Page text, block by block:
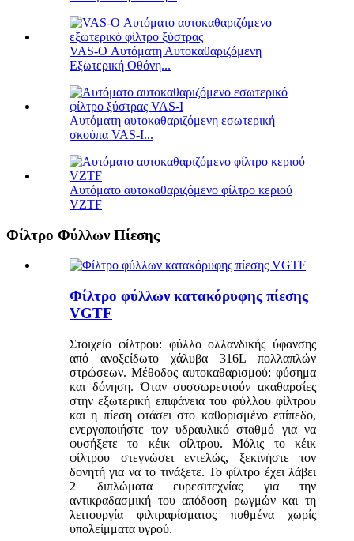
VAS-O Αυτόματη Αυτοκαθαριζόμενη
Εξωτερική Οθόνη...
Αυτόματη αυτοκαθαριζόμενη εσωτερική
σκούπα VAS-I...
Αυτόματο αυτοκαθαριζόμενο φίλτρο κεριού
VZTF
Φίλτρο Φύλλων Πίεσης
Φίλτρο φύλλων κατακόρυφης πίεσης
VGTF
Στοιχείο φίλτρου: φύλλο ολλανδικής ύφανσης
από ανοξείδωτο χάλυβα 316L πολλαπλών
στρώσεων. Μέθοδος αυτοκαθαρισμού: φύσημα
και δόνηση. Όταν συσσωρευτούν ακαθαρσίες
στην εξωτερική επιφάνεια του φύλλου φίλτρου
και η πίεση φτάσει στο καθορισμένο επίπεδο,
ενεργοποιήστε τον υδραυλικό σταθμό για να
φυσήξετε το κέικ φίλτρου. Μόλις το κέικ
φίλτρου στεγνώσει εντελώς, ξεκινήστε τον
δονητή για να το τινάξετε. Το φίλτρο έχει λάβει
2 διπλώματα ευρεσιτεχνίας για την
αντικραδασμική του απόδοση ρωγμών και τη
λειτουργία φιλτραρίσματος πυθμένα χωρίς
υπολείμματα υγρού.